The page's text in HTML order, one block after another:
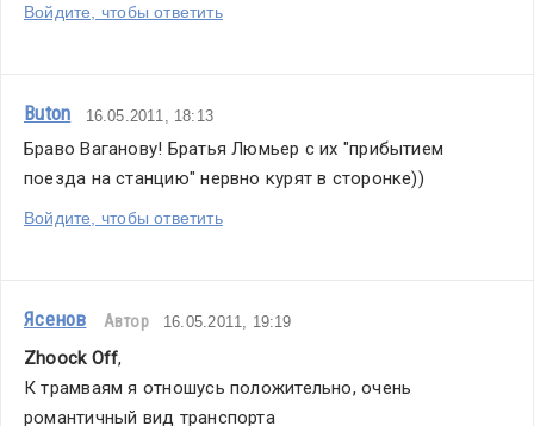
Войдите, чтобы ответить
Buton 16.05.2011, 18:13
Браво Ваганову! Братья Люмьер с их "прибытием
поезда на станцию" нервно курят в сторонке))
Войдите, чтобы ответить
Ясенов Автор 16.05.2011, 19:19
Zhoock Off,
К трамваям я отношусь положительно, очень
романтичный вид транспорта